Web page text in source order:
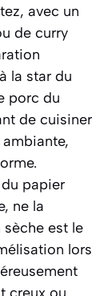
avec un
de curry
la star du
porc du
de cuisiner
papier
ne la
est le
lors